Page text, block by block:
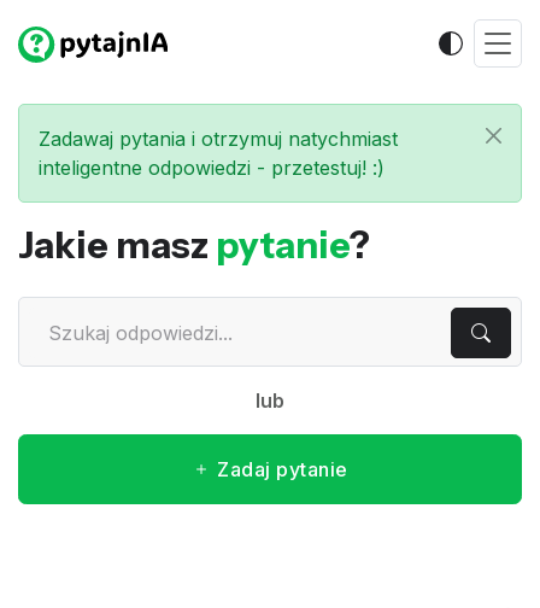
Zadawaj pytania i otrzymuj natychmiast
inteligentne odpowiedzi - przetestuj! :)
Jakie masz pytanie?
lub
Zadaj pytanie